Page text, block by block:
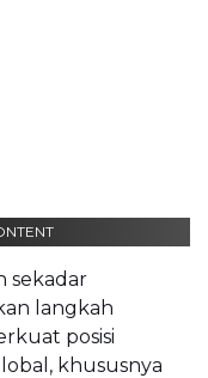
sekadar
langkah
posisi
khususnya